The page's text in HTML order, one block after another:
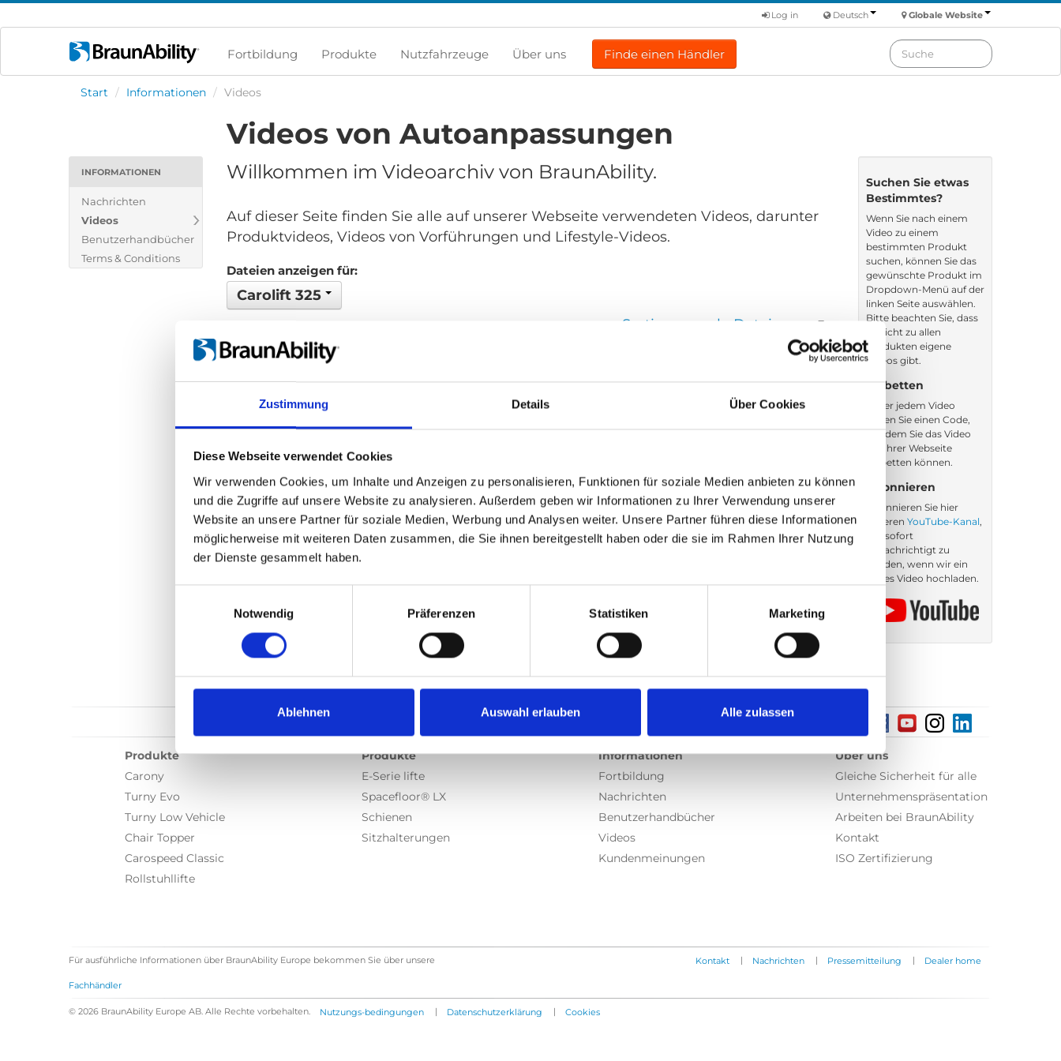
Zustimmung Details Über Cookies
Diese Webseite verwendet Cookies
Wir verwenden Cookies, um Inhalte und Anzeigen zu personalisieren, Funktionen für soziale Medien anbieten zu können
und die Zugriffe auf unsere Website zu analysieren. Außerdem geben wir Informationen zu Ihrer Verwendung unserer
Website an unsere Partner für soziale Medien, Werbung und Analysen weiter. Unsere Partner führen diese Informationen
möglicherweise mit weiteren Daten zusammen, die Sie ihnen bereitgestellt haben oder die sie im Rahmen Ihrer Nutzung
der Dienste gesammelt haben.
Notwendig
Präferenzen Statistiken Marketing
Ablehnen Auswahl erlauben Alle zulassen
Globale Website
Deutsch
Log in
Fortbildung Produkte Nutzfahrzeuge Über uns Finde einen Händler
Start / Informationen / Videos
INFORMATIONEN
Nachrichten
Videos
Benutzerhandbücher
Terms & Conditions
Videos von Autoanpassungen
Willkommen im Videoarchiv von BraunAbility.
Auf dieser Seite finden Sie alle auf unserer Webseite verwendeten Videos, darunter
Produktvideos, Videos von Vorführungen und Lifestyle-Videos.
Dateien anzeigen für:
Carolift 325
Sortieren nach: Dateiname
Zurück 1 Weiter
Suchen Sie etwas
Bestimmtes?
Wenn Sie nach einem
Video zu einem
bestimmten Produkt
suchen, können Sie das
gewünschte Produkt im
Dropdown-Menü auf der
linken Seite auswählen.
Bitte beachten Sie, dass
es nicht zu allen
Produkten eigene
Videos gibt.
Einbetten
Unter jedem Video
finden Sie einen Code,
mit dem Sie das Video
auf Ihrer Webseite
einbetten können.
Abonnieren
Abonnieren Sie hier
unseren YouTube-Kanal,
um sofort
benachrichtigt zu
werden, wenn wir ein
neues Video hochladen.
Produkte
Carony
Turny Evo
Turny Low Vehicle
Chair Topper
Carospeed Classic
Rollstuhllifte
Produkte
E-Serie lifte
Spacefloor® LX
Schienen
Sitzhalterungen
Informationen
Fortbildung
Nachrichten
Benutzerhandbücher
Videos
Kundenmeinungen
Über uns
Gleiche Sicherheit für alle
Unternehmenspräsentation
Arbeiten bei BraunAbility
Kontakt
ISO Zertifizierung
Für ausführliche Informationen über BraunAbility Europe bekommen Sie über unsere
Fachhändler
Kontakt | Nachrichten | Pressemitteilung | Dealer home
© 2026 BraunAbility Europe AB. Alle Rechte vorbehalten. Nutzungs-bedingungen | Datenschutzerklärung | Cookies